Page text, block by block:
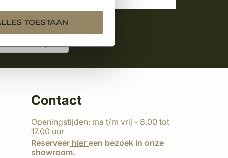
TOESTAAN
Contact
Openingstijden: ma t/m vrij - 8.00 tot
17.00 uur
Reserveer hier een bezoek in onze
showroom.